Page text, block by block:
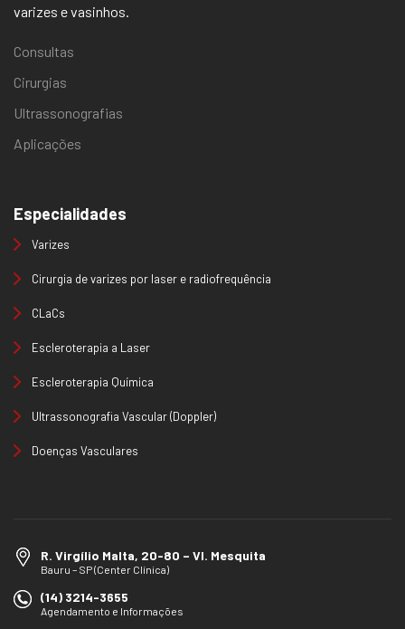
varizes e vasinhos.
Consultas
Cirurgias
Ultrassonografias
Aplicações
Especialidades
Varizes
Cirurgia de varizes por laser e radiofrequência
CLaCs
Escleroterapia a Laser
Escleroterapia Química
Ultrassonografia Vascular (Doppler)
Doenças Vasculares
R. Virgílio Malta, 20-80 – Vl. Mesquita
Bauru – SP (Center Clínica)
(14) 3214-3655
Agendamento e Informações